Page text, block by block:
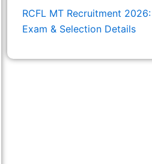
RCFL MT Recruitment
Exam & Selection Details